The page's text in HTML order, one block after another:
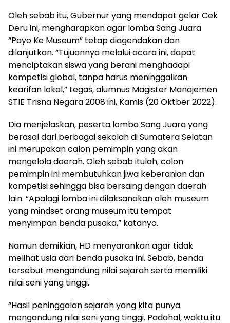
Oleh sebab itu, Gubernur yang mendapat gelar Cek
Deru ini, mengharapkan agar lomba Sang Juara
“Payo Ke Museum” tetap diagendakan dan
dilanjutkan. “Tujuannya melalui acara ini, dapat
menciptakan siswa yang berani menghadapi
kompetisi global, tanpa harus meninggalkan
kearifan lokal,” tegas, alumnus Magister Manajemen
STIE Trisna Negara 2008 ini, Kamis (20 Oktber 2022).
Dia menjelaskan, peserta lomba Sang Juara yang
berasal dari berbagai sekolah di Sumatera Selatan
ini merupakan calon pemimpin yang akan
mengelola daerah. Oleh sebab itulah, calon
pemimpin ini membutuhkan jiwa keberanian dan
kompetisi sehingga bisa bersaing dengan daerah
lain. “Apalagi lomba ini dilaksanakan oleh museum
yang mindset orang museum itu tempat
menyimpan benda pusaka,” katanya.
Namun demikian, HD menyarankan agar tidak
melihat usia dari benda pusaka ini. Sebab, benda
tersebut mengandung nilai sejarah serta memiliki
nilai seni yang tinggi.
“Hasil peninggalan sejarah yang kita punya
mengandung nilai seni yang tinggi. Padahal, waktu itu